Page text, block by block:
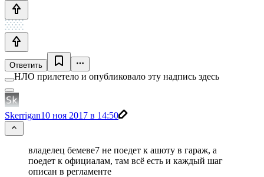
Ответить
НЛО прилетело и опубликовало эту надпись здесь
Skerrigan10 ноя 2017 в 14:50
владелец бемеве7 не поедет к ашоту в гараж, а
поедет к официалам, там всё есть и каждый шаг
описан в регламенте